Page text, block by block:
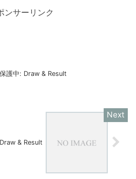
ンサーリンク
保護中: Draw & Result
& Result